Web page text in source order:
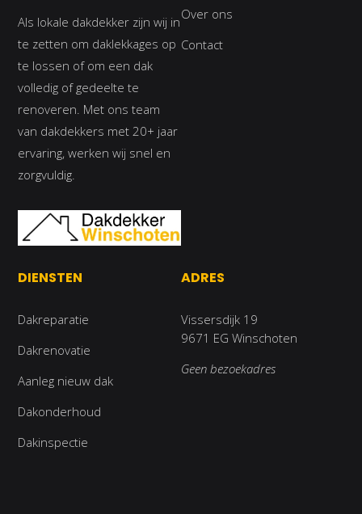
Als lokale dakdekker zijn wij in
te zetten om daklekkages op
te lossen of om een dak
volledig of gedeelte te
renoveren. Met ons team
van dakdekkers met 20+ jaar
ervaring, werken wij snel en
zorgvuldig.
Over ons
Contact
DIENSTEN
Dakreparatie
Dakrenovatie
Aanleg nieuw dak
Dakonderhoud
Dakinspectie
ADRES
Vissersdijk 19
9671 EG Winschoten
Geen bezoekadres